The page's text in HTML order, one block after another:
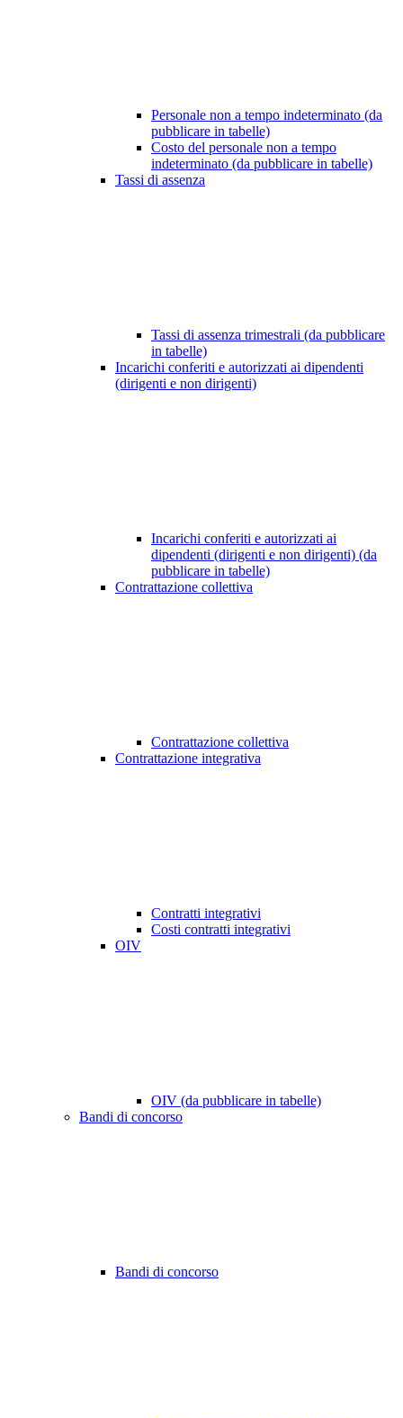
Personale non a tempo indeterminato (da
pubblicare in tabelle)
Costo del personale non a tempo
indeterminato (da pubblicare in tabelle)
Tassi di assenza
Tassi di assenza trimestrali (da pubblicare
in tabelle)
Incarichi conferiti e autorizzati ai dipendenti
(dirigenti e non dirigenti)
Incarichi conferiti e autorizzati ai
dipendenti (dirigenti e non dirigenti) (da
pubblicare in tabelle)
Contrattazione collettiva
Contrattazione collettiva
Contrattazione integrativa
Contratti integrativi
Costi contratti integrativi
OIV
OIV (da pubblicare in tabelle)
Bandi di concorso
Bandi di concorso